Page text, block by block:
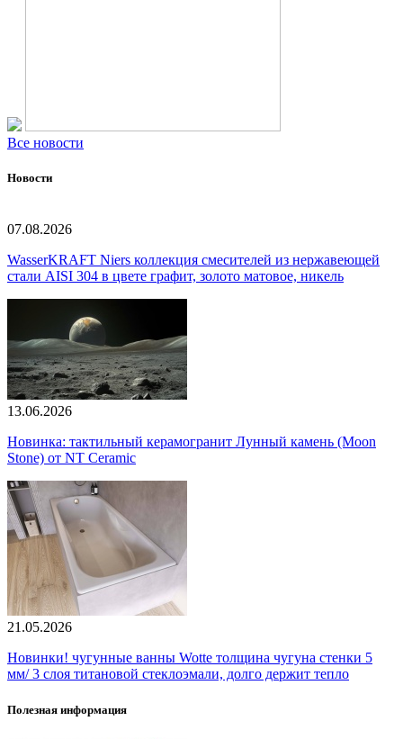
Все новости
Новости
07.08.2026
WasserKRAFT Niers коллекция смесителей из нержавеющей
стали AISI 304 в цвете графит, золото матовое, никель
13.06.2026
Новинка: тактильный керамогранит Лунный камень (Moon
Stone) от NT Ceramic
21.05.2026
Новинки! чугунные ванны Wotte толщина чугуна стенки 5
мм/ 3 слоя титановой стеклоэмали, долго держит тепло
Полезная информация